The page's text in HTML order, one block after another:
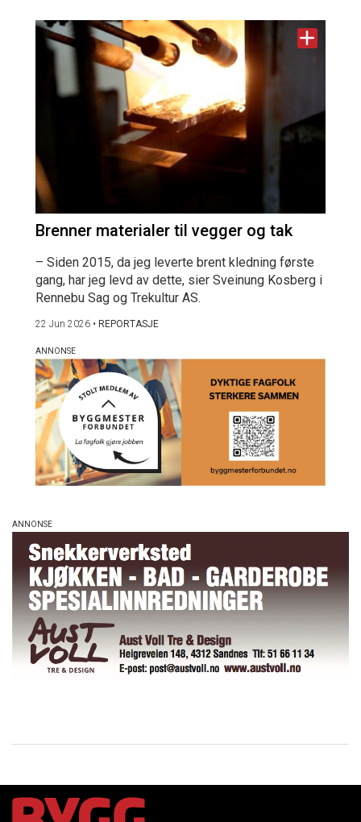
Brenner materialer til vegger og tak
– Siden 2015, da jeg leverte brent kledning første
gang, har jeg levd av dette, sier Sveinung Kosberg i
Rennebu Sag og Trekultur AS.
22 Jun 2026 • REPORTASJE